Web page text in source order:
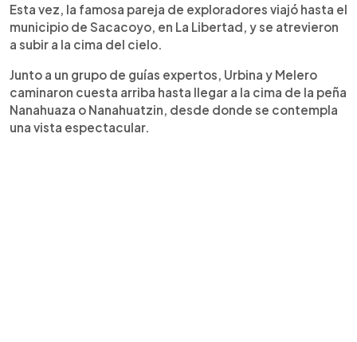
Esta vez, la famosa pareja de exploradores viajó hasta el
municipio de Sacacoyo, en La Libertad, y se atrevieron
a subir a la cima del cielo.
Junto a un grupo de guías expertos, Urbina y Melero
caminaron cuesta arriba hasta llegar a la cima de la peña
Nanahuaza o Nanahuatzin, desde donde se contempla
una vista espectacular.